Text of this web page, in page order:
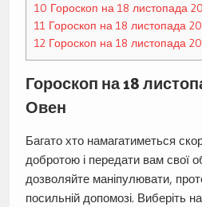
10 Гороскоп на 18 листопада
11 Гороскоп на 18 листопада
12Гороскоп на 18 листопада
Гороскоп на 18
Овен
Багато хто намагатиметься
добротою і передати вам свої
дозволяйте маніпулювати,
посильній допомозі. Виберіть